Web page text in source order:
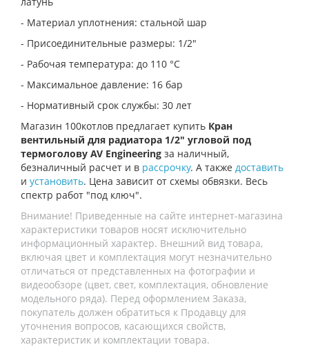
- Материал уплотнения: стальной шар
- Присоединительные размеры: 1/2"
- Рабочая температура: до 110 °С
- Максимальное давление: 16 бар
- Нормативный срок службы: 30 лет
Магазин 100котлов предлагает купить Кран
вентильный для радиатора 1/2" угловой под
термоголову AV Engineering за наличный,
безналичный расчет и в рассрочку. А также доставить
и установить. Цена зависит от схемы обвязки. Весь
спектр работ "под ключ".
Внимание! Приведенные на сайте интернет-магазина
характеристики товаров носят исключительно
информационный характер. Внешний вид товара,
включая цвет и комплектация могут незначительно
отличаться от представленных на фотографии и
видеообзоре (цвет, свет, комплектация, обновление
модельного ряда). Перед оформлением Заказа,
покупатель должен обратиться к Продавцу для
уточнения вопросов, касающихся свойств,
характеристик и комплектации товара.